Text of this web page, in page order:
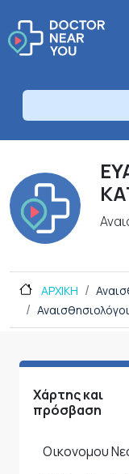
ΑΡΧΙΚΗ
Χάρτης και
πρόσβαση
Οικονομου